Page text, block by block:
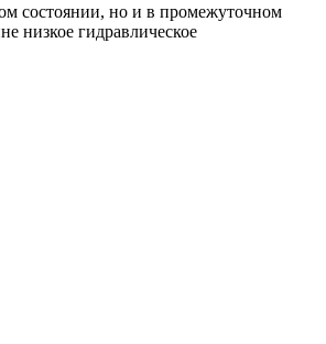
состоянии, но и в промежуточном
низкое гидравлическое